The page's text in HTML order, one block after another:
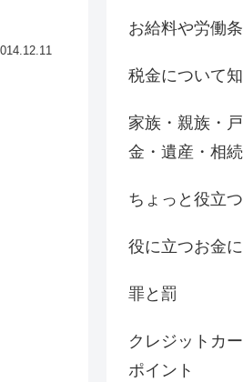
お給料や労働
税金について
家族・親族・
金・遺産・相続
ちょっと役立
役に立つお金
罪と罰
クレジットカ
ポイント